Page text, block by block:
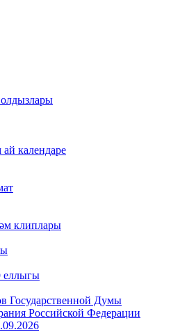
календаре
клиплары
еллыгы
Государственной Думы
Российской Федерации